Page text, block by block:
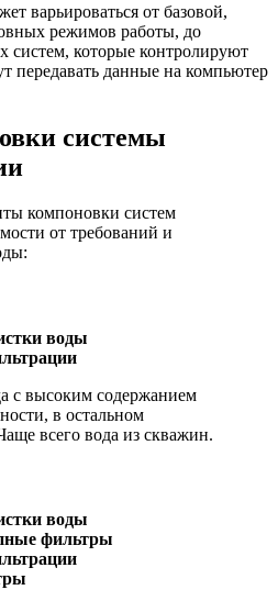
варьироваться от базовой,
режимов работы, до
систем, которые контролируют
передавать данные на компьютер
системы
компоновки систем
от требований и
воды
с высоким содержанием
в остальном
всего вода из скважин.
воды
фильтры